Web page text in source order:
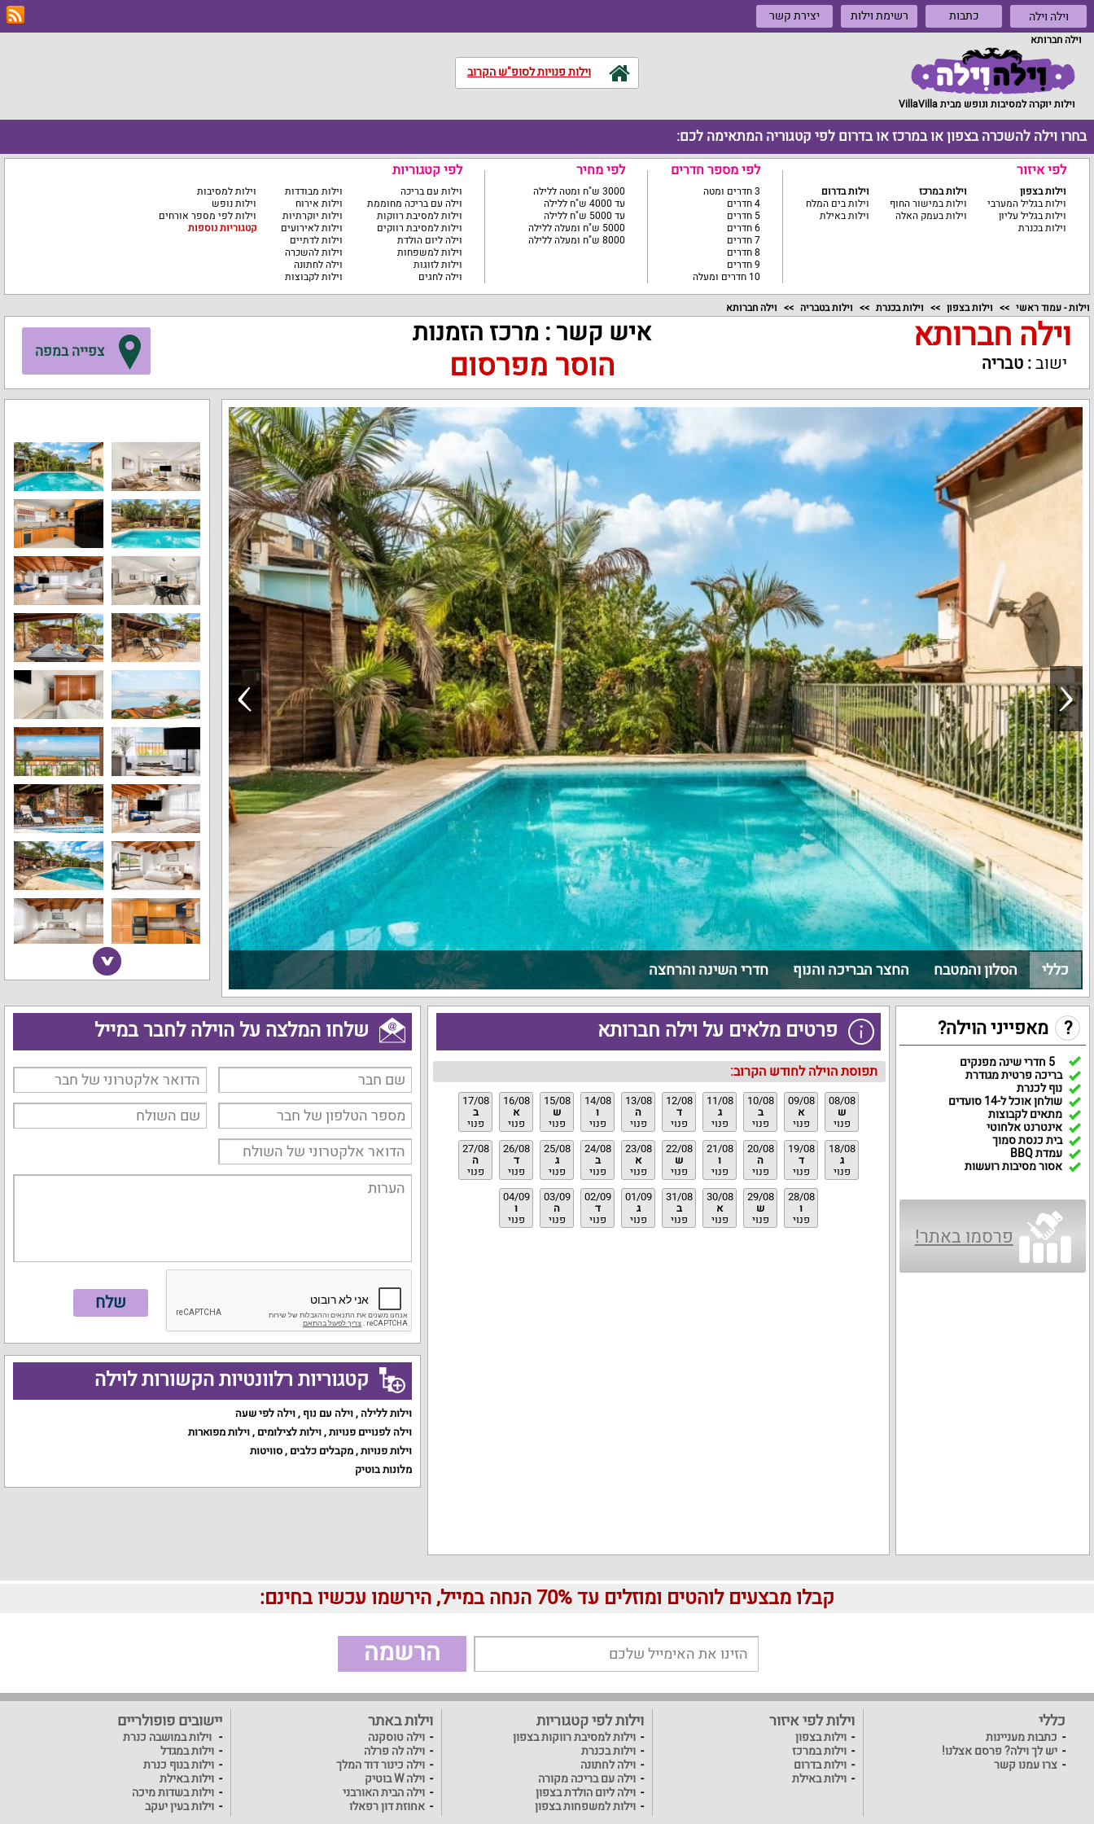
וילה וילה כתבות רשימת וילות יצירת קשר
וילה חברותא
וילות פנויות לסופ"ש הקרוב
וילות יוקרה למסיבות ונופש מבית VillaVilla
בחרו וילה להשכרה בצפון או במרכז או בדרום לפי קטגוריה המתאימה לכם:
לפי איזור
וילות בצפון
וילות בגליל המערבי
וילות בגליל עליון
וילות בכנרת
וילות במרכז
וילות במישור החוף
וילות בעמק האלה
וילות בדרום
וילות בים המלח
וילות באילת
לפי מספר חדרים
3 חדרים ומטה
4 חדרים
5 חדרים
6 חדרים
7 חדרים
8 חדרים
9 חדרים
10 חדרים ומעלה
לפי מחיר
3000 ש"ח ומטה ללילה
עד 4000 ש"ח ללילה
עד 5000 ש"ח ללילה
5000 ש"ח ומעלה ללילה
8000 ש"ח ומעלה ללילה
לפי קטגוריות
וילות עם בריכה
וילה עם בריכה מחוממת
וילות למסיבת רווקות
וילות למסיבת רווקים
וילה ליום הולדת
וילות למשפחות
וילות לזוגות
וילה לחגים
וילות מבודדות
וילות אירוח
וילות יוקרתיות
וילות לאירועים
וילות לדתיים
וילות להשכרה
וילה לחתונה
וילות לקבוצות
וילות למסיבות
וילות נופש
וילות לפי מספר אורחים
קטגוריות נוספות
וילות - עמוד ראשי וילות בצפון וילות בכנרת וילות בטבריה וילה חברותא
צפייה במפה וילה חברותא
ישוב: טבריה
איש קשר : מרכז הזמנות
הוסר מפרסום
כללי הסלון והמטבח החצר הבריכה והנוף חדרי השינה והרחצה
? מאפייני הוילה?
5 חדרי שינה מפנקים
בריכה פרטית מגודרת
נוף לכנרת
שולחן אוכל ל-14 סועדים
מתאים לקבוצות
אינטרנט אלחוטי
בית כנסת סמוך
עמדת BBQ
אסור מסיבות רועשות
פרסמו באתר!
פרטים מלאים על וילה חברותא
תפוסת הוילה לחודש הקרוב:
08/08
ש
פנוי
09/08
א
פנוי
10/08
ב
פנוי
11/08
ג
פנוי
12/08
ד
פנוי
13/08
ה
פנוי
14/08
ו
פנוי
15/08
ש
פנוי
16/08
א
פנוי
17/08
ב
פנוי
18/08
ג
פנוי
19/08
ד
פנוי
20/08
ה
פנוי
21/08
ו
פנוי
22/08
ש
פנוי
23/08
א
פנוי
24/08
ב
פנוי
25/08
ג
פנוי
26/08
ד
פנוי
27/08
ה
פנוי
28/08
ו
פנוי
29/08
ש
פנוי
30/08
א
פנוי
31/08
ב
פנוי
01/09
ג
פנוי
02/09
ד
פנוי
03/09
ה
פנוי
04/09
ו
פנוי
שלחו המלצה על הוילה לחבר במייל
קטגוריות רלוונטיות הקשורות לוילה
וילות ללילה ,וילה עם נוף ,וילה לפי שעה
וילה לפנויים פנויות,וילות לצילומים ,וילות מפוארות
וילות פנויות,מקבלים כלבים ,סוויטות
מלונות בוטיק
קבלו מבצעים לוהטים ומוזלים עד 70% הנחה במייל, הירשמו עכשיו בחינם:
הרשמה
כללי
כתבות מעניינות
יש לך וילה? פרסם אצלנו!
צרו עמנו קשר
וילות לפי איזור
וילות בצפון
וילות במרכז
וילות בדרום
וילות באילת
וילות לפי קטגוריות
וילות למסיבת רווקות בצפון
וילות בכנרת
וילה לחתונה
וילה עם בריכה מקורה
וילה ליום הולדת בצפון
וילות למשפחות בצפון
וילות באתר
וילה טוסקנה
וילה לה פרלה
וילה כינור דוד המלך
וילה W בוטיק
וילה הבית האורבני
אחוזת דון רפאלו
יישובים פופולריים
וילות במושבה כנרת
וילות במגדל
וילות בנוף כנרת
וילות באילת
וילות בשדות מיכה
וילות בעין יעקב